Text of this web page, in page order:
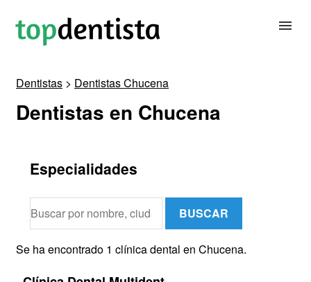
BUSCAR DENTISTA
CONTACTAR
Dentistas > Dentistas Chucena
Dentistas en Chucena
Especialidades
BUSCAR
Se ha encontrado 1 clínica dental en Chucena.